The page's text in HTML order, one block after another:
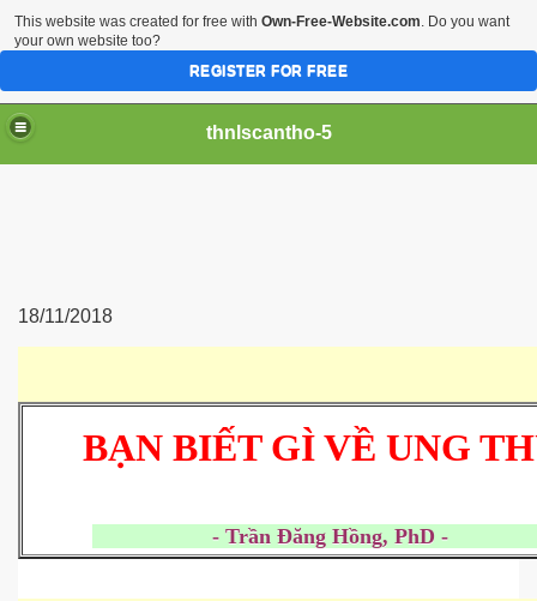
thnlscantho-5
18/11/2018
BẠN BIẾT GÌ VỀ UNG
- Trần Đăng Hồng, PhD
This website was created for free with Own-Free-Website.com. Do you want
your own website too?
REGISTER FOR FREE